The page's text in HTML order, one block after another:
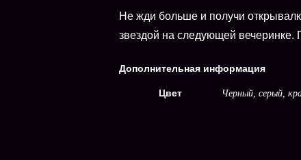
Не жди больше и получи
звездой на следующей вечеринке.
Дополнительная информация
Цвет Черный, серый,